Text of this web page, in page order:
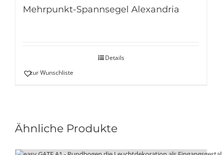
Mehrpunkt-Spannsegel Alexandria
Details
zur Wunschliste
Ähnliche Produkte